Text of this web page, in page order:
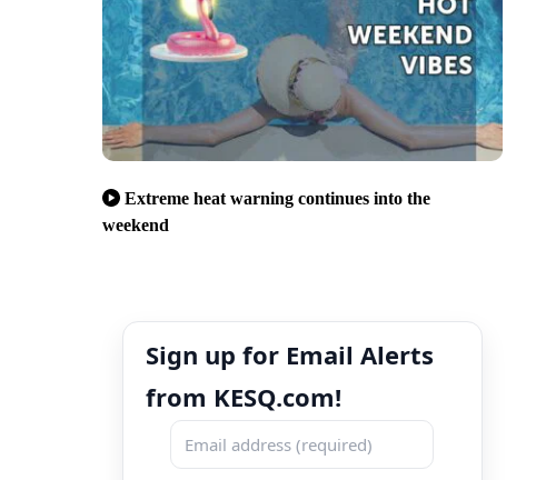
Extreme heat warning continues into the
weekend
Sign up for Email Alerts
from KESQ.com!